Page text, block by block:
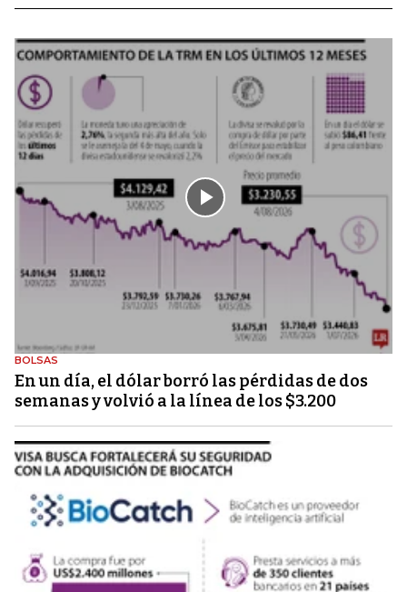
BOLSAS
En un día, el dólar borró las pérdidas de dos
semanas y volvió a la línea de los $3.200